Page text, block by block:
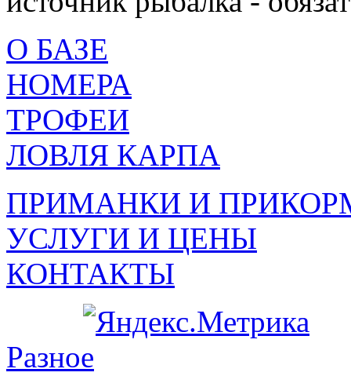
О БАЗЕ
НОМЕРА
ТРОФЕИ
ЛОВЛЯ КАРПА
ПРИМАНКИ И
УСЛУГИ И ЦЕНЫ
КОНТАКТЫ
Разное